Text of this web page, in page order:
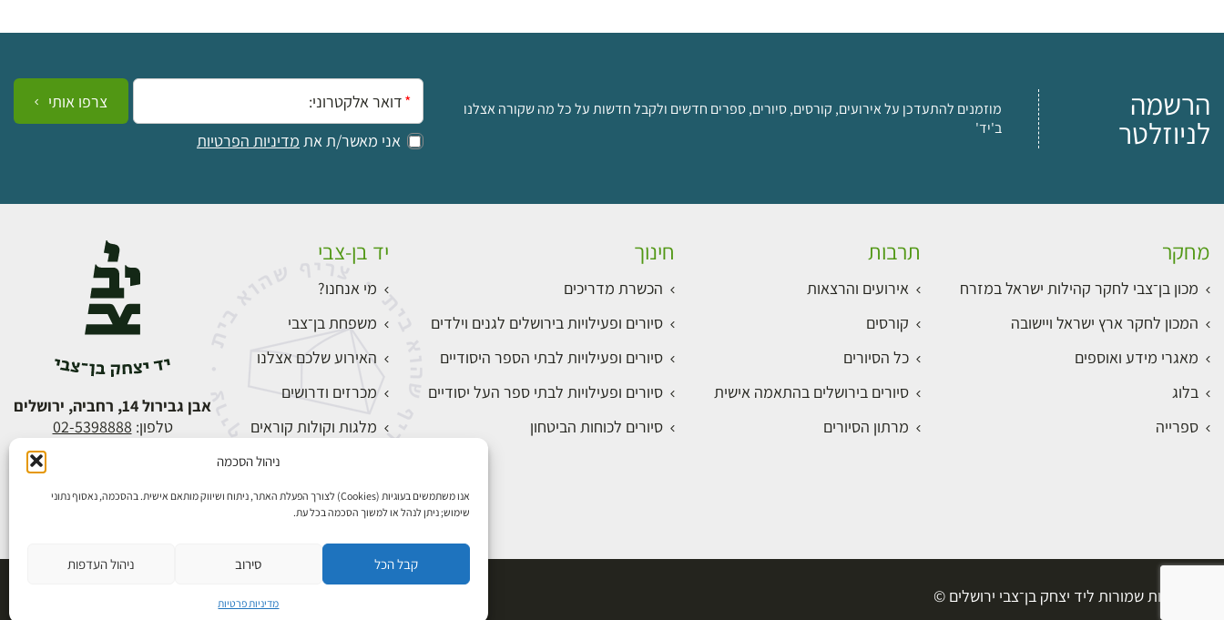
ניהול הסכמה
אנו משתמשים בעוגיות (Cookies) לצורך הפעלת האתר, ניתוח ושיווק מותאם אישית. בהסכמה, נאסוף נתוני
שימוש; ניתן לנהל או למשוך הסכמה בכל עת.
קבל הכל סירוב ניהול העדפות
מדיניות פרטיות
הרשמה
לניוזלטר
מוזמנים להתעדכן על אירועים, קורסים, סיורים, ספרים חדשים ולקבל חדשות על כל מה שקורה אצלנו
ב'יד'
אימייל:
אני מאשר/ת את מדיניות הפרטיות
צרפו אותי
מחקר
מכון בן־צבי לחקר קהילות ישראל במזרח
המכון לחקר ארץ ישראל ויישובה
מאגרי מידע ואוספים
בלוג
ספרייה
תרבות
אירועים והרצאות
קורסים
כל הסיורים
סיורים בירושלים בהתאמה אישית
מרתון הסיורים
חינוך
הכשרת מדריכים
סיורים ופעילויות בירושלים לגנים וילדים
סיורים ופעילויות לבתי הספר היסודיים
סיורים ופעילויות לבתי ספר העל יסודיים
סיורים לכוחות הביטחון
יד בן-צבי
מי אנחנו?
משפחת בן־צבי
האירוע שלכם אצלנו
מכרזים ודרושים
מלגות וקולות קוראים
התחברות
אבן גבירול 14, רחביה, ירושלים
טלפון: 02-5398888
כל הזכויות שמורות ליד יצחק בן־צבי ירושלים ©